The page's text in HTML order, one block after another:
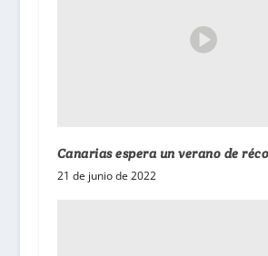
Canarias espera un verano de
21 de junio de 2022